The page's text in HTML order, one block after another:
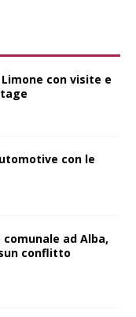
con visite e
con le
ad Alba,
conflitto